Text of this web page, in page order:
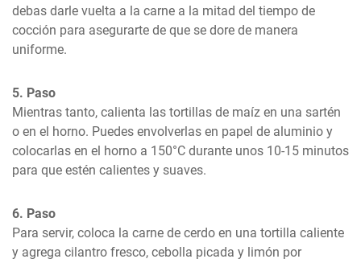
debas darle vuelta a la carne a la mitad del tiempo de
cocción para asegurarte de que se dore de manera
uniforme.
5. Paso
Mientras tanto, calienta las tortillas de maíz en una sartén
o en el horno. Puedes envolverlas en papel de aluminio y
colocarlas en el horno a 150°C durante unos 10-15 minutos
para que estén calientes y suaves.
6. Paso
Para servir, coloca la carne de cerdo en una tortilla caliente
y agrega cilantro fresco, cebolla picada y limón por